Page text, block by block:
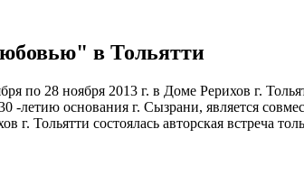
в Тольятти
по 28 ноября 2013 г. в Доме Рерихов г.
летию основания г. Сызрани, является
Тольятти состоялась авторская встреча